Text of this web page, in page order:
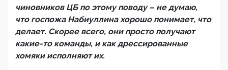
чиновников ЦБ по этому поводу – не думаю,
что госпожа Набиуллина хорошо понимает, что
делает. Скорее всего, они просто получают
какие-то команды, и как дрессированные
хомяки исполняют их.